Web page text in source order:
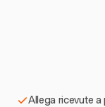
Allega ricevute